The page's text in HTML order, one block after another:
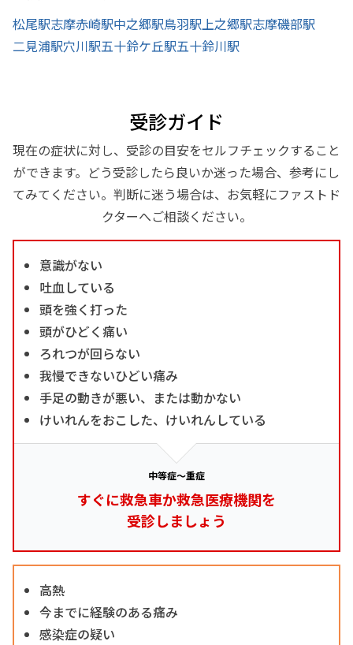
松尾駅志摩赤崎駅中之郷駅鳥羽駅 上之郷駅志摩磯部駅
二見浦駅穴川駅五十鈴ケ丘駅五十鈴川駅
受診ガイド
現在の症状に対し、受診の目安をセルフチェックすること
ができます。どう受診したら良いか迷った場合、参考にし
てみてください。判断に迷う場合は、お気軽にファストド
クターへご相談ください。
意識がない
吐血している
頭を強く打った
頭がひどく痛い
ろれつが回らない
我慢できないひどい痛み
手足の動きが悪い、または動かない
けいれんをおこした、けいれんしている
中等症～重症
すぐに救急車か救急医療機関を
受診しましょう
高熱
今までに経験のある痛み
感染症の疑い